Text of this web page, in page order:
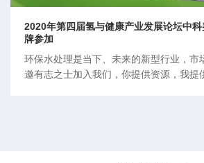
2020年第四届氢与健康产业发展论坛中
牌参加
环保水处理是当下、未来的新型行业，市
邀有志之士加入我们，你提供资源，我提